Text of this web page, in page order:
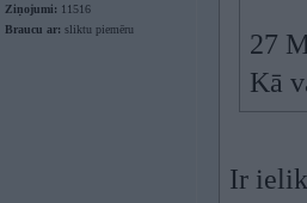
Ziņojumi: 11516
Braucu ar: sliktu piemēru
27
Kā
Ir